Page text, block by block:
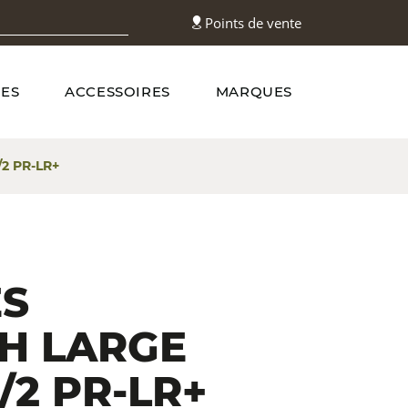
Points de vente
ACCESSOIRES MARQUES
PR-LR+
LARGE
2 PR-LR+